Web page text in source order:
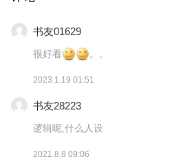
书友01629
很好看 。。
2023.1.19 01:51
书友28223
逻辑呢,什么人设
2021.8.8 09:06